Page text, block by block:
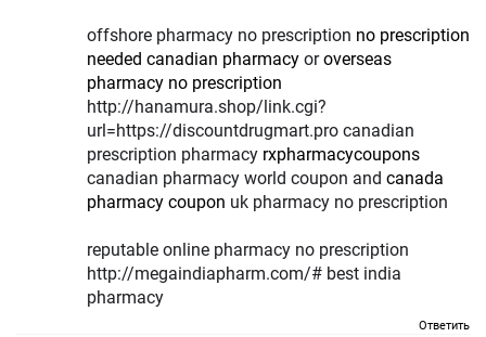
offshore pharmacy no prescription no prescription
needed canadian pharmacy oroverseas
pharmacy no prescription
http://hanamura.shop/link.cgi?
url=https://discountdrugmart.pro canadian
prescription pharmacy rxpharmacycoupons
canadian pharmacy world coupon and canada
pharmacy coupon uk pharmacy no prescription
reputable online pharmacy no prescription
http://megaindiapharm.com/# best india
pharmacy
Ответить